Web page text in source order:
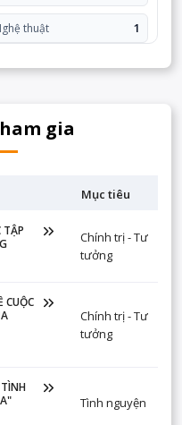
thuật 1
gia
Mục tiêu
TẬP
Chính trị - Tư
tưởng
CUỘC
Chính trị - Tư
tưởng
Tình nguyện